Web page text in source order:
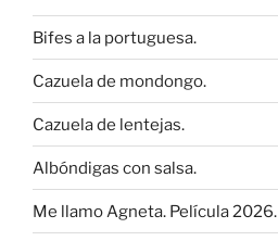
Bifes a la portuguesa.
Cazuela de mondongo.
Cazuela de lentejas.
Albóndigas con salsa.
Me llamo Agneta. Película 2026.